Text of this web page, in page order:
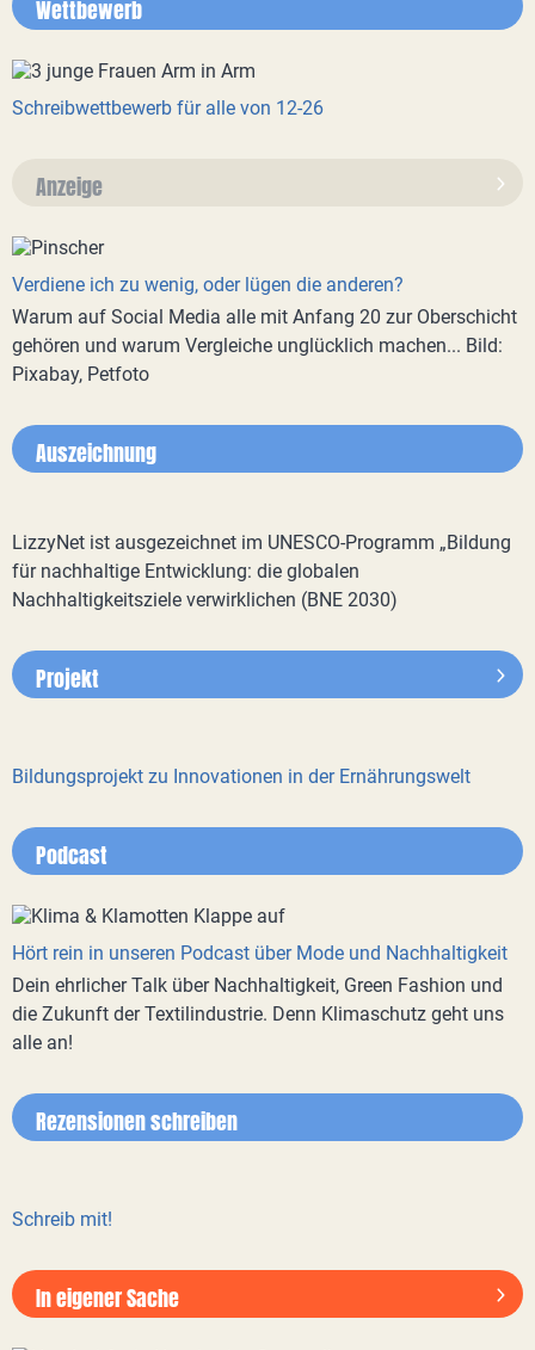
Wettbewerb
Schreibwettbewerb für alle von 12-26
Anzeige
Verdiene ich zu wenig, oder lügen die anderen?
Warum auf Social Media alle mit Anfang 20 zur Oberschicht
gehören und warum Vergleiche unglücklich machen... Bild:
Pixabay, Petfoto
Auszeichnung
LizzyNet ist ausgezeichnet im UNESCO-Programm „Bildung
für nachhaltige Entwicklung: die globalen
Nachhaltigkeitsziele verwirklichen (BNE 2030)
Projekt
Bildungsprojekt zu Innovationen in der Ernährungswelt
Podcast
Hört rein in unseren Podcast über Mode und Nachhaltigkeit
Dein ehrlicher Talk über Nachhaltigkeit, Green Fashion und
die Zukunft der Textilindustrie. Denn Klimaschutz geht uns
alle an!
Rezensionen schreiben
Schreib mit!
In eigener Sache